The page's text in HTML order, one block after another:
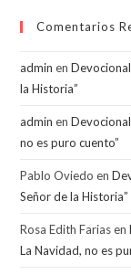
Comentarios
admin en
la Historia”
admin en
no es puro cuento”
Pablo Oviedo en
Señor de la Historia”
Rosa Edith Fariasen
La Navidad, no es